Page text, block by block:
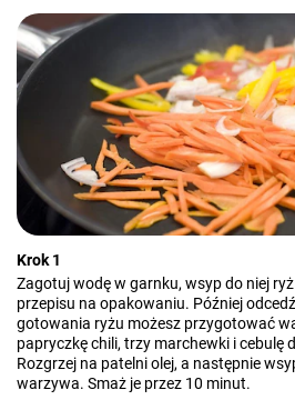
Krok 1
Zagotuj wodę w garnku, wsyp do niej
przepisu na opakowaniu. Później
gotowania ryżu możesz przygotować
papryczkę chili, trzy marchewki i cebulę
Rozgrzej na patelni olej, a następnie
warzywa. Smaż je przez 10 minut.